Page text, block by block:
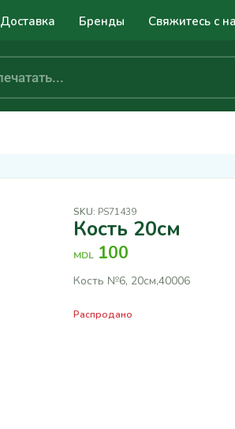
Доставка Бренды Свяжитесь с
SKU: PS71439
Кость 20см
MDL 100
Кость №6, 20см,40006
Распродано